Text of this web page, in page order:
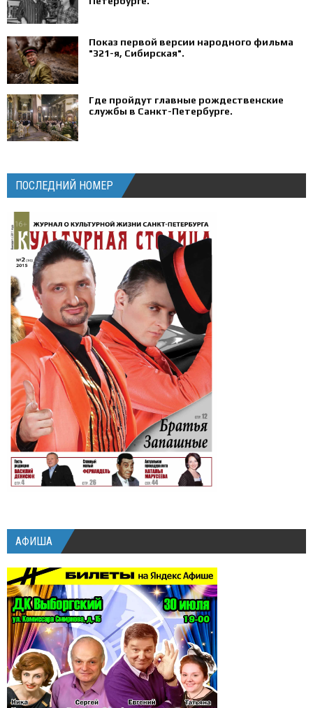
Показ первой версии народного фильма
"321-я, Сибирская".
Где пройдут главные рождественские
службы в Санкт-Петербурге.
ПОСЛЕДНИЙ НОМЕР
АФИША